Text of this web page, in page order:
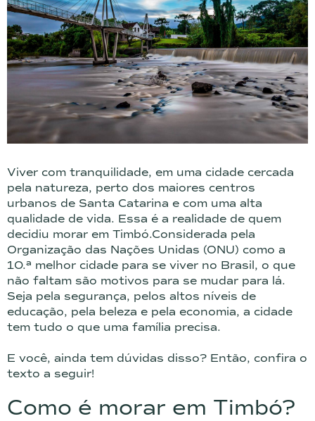
Viver com tranquilidade, em uma cidade cercada
pela natureza, perto dos maiores centros
urbanos de Santa Catarina e com uma alta
qualidade de vida. Essa é a realidade de quem
decidiu morar em Timbó.Considerada pela
Organização das Nações Unidas (ONU) como a
10.ª melhor cidade para se viver no Brasil, o que
não faltam são motivos para se mudar para lá.
Seja pela segurança, pelos altos níveis de
educação, pela beleza e pela economia, a cidade
tem tudo o que uma família precisa.
E você, ainda tem dúvidas disso? Então, confira o
texto a seguir!
Como é morar em Timbó?